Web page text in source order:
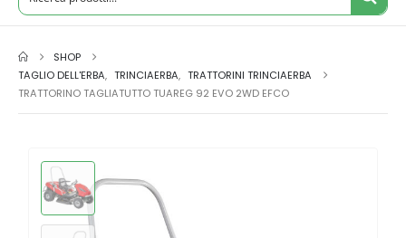
SHOP
TAGLIO DELL'ERBA, TRINCIAERBA, TRATTORINI TRINCIAERBA
TRATTORINO TAGLIATUTTO TUAREG 92 EVO 2WD EFCO